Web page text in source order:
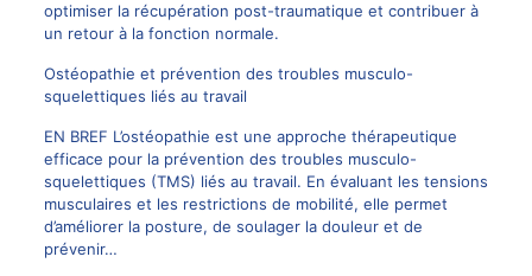
optimiser la récupération post-traumatique et contribuer à
un retour à la fonction normale.
Ostéopathie et prévention des troubles musculo-
squelettiques liés au travail
EN BREF L’ostéopathie est une approche thérapeutique
efficace pour la prévention des troubles musculo-
squelettiques (TMS) liés au travail. En évaluant les tensions
musculaires et les restrictions de mobilité, elle permet
d’améliorer la posture, de soulager la douleur et de
prévenir…